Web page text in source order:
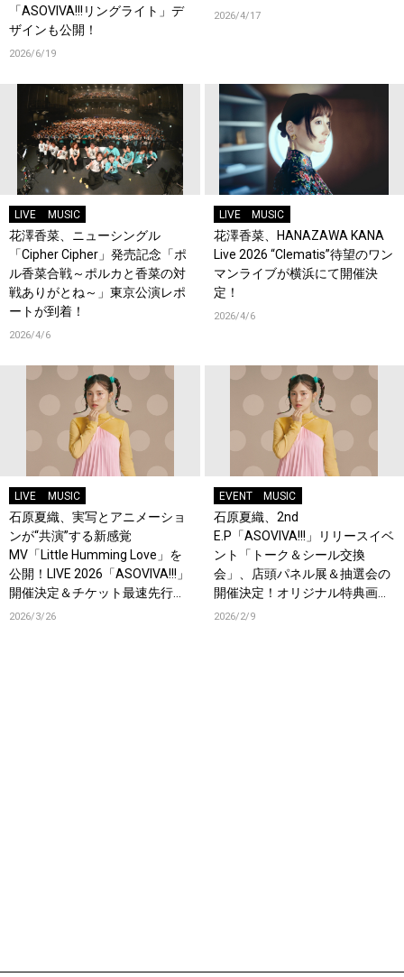
「ASOVIVA!!!リングライト」デ
ザインも公開！
2026/6/19
2026/4/17
LIVE MUSIC
花澤香菜、ニューシングル
「Cipher Cipher」発売記念「ポ
ル香菜合戦～ポルカと香菜の対
戦ありがとね～」東京公演レポ
ートが到着！
2026/4/6
LIVE MUSIC
花澤香菜、HANAZAWA KANA
Live 2026 “Clematis”待望のワン
マンライブが横浜にて開催決
定！
2026/4/6
LIVE MUSIC
石原夏織、実写とアニメーショ
ンが“共演”する新感覚
MV「Little Humming Love」を
公開！LIVE 2026「ASOVIVA!!!」
開催決定＆チケット最速先行受
付スタート！
2026/3/26
EVENT MUSIC
石原夏織、2nd
E.P「ASOVIVA!!!」リリースイベ
ント「トーク＆シール交換
会」、店頭パネル展＆抽選会の
開催決定！オリジナル特典画像
も公開！
2026/2/9